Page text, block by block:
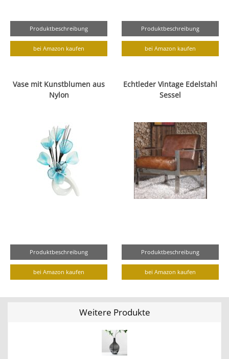
Produktbeschreibung
bei Amazon kaufen
Produktbeschreibung
bei Amazon kaufen
Vase mit Kunstblumen aus
Nylon
Produktbeschreibung
bei Amazon kaufen
Echtleder Vintage Edelstahl
Sessel
Produktbeschreibung
bei Amazon kaufen
Weitere Produkte